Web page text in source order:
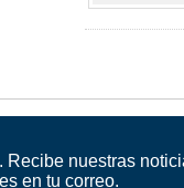
Recibe nuestras
en tu correo.